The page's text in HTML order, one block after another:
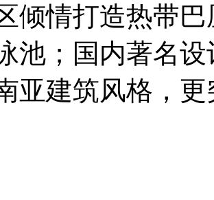
倾情打造热带
池；国内著名
亚建筑风格，